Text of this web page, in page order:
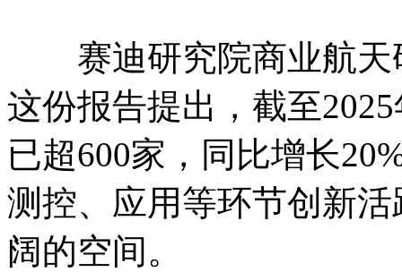
赛迪研究院商业航天
这份报告提出，截至
已超600家，同比增长
测控、应用等环节创新
阔的空间。